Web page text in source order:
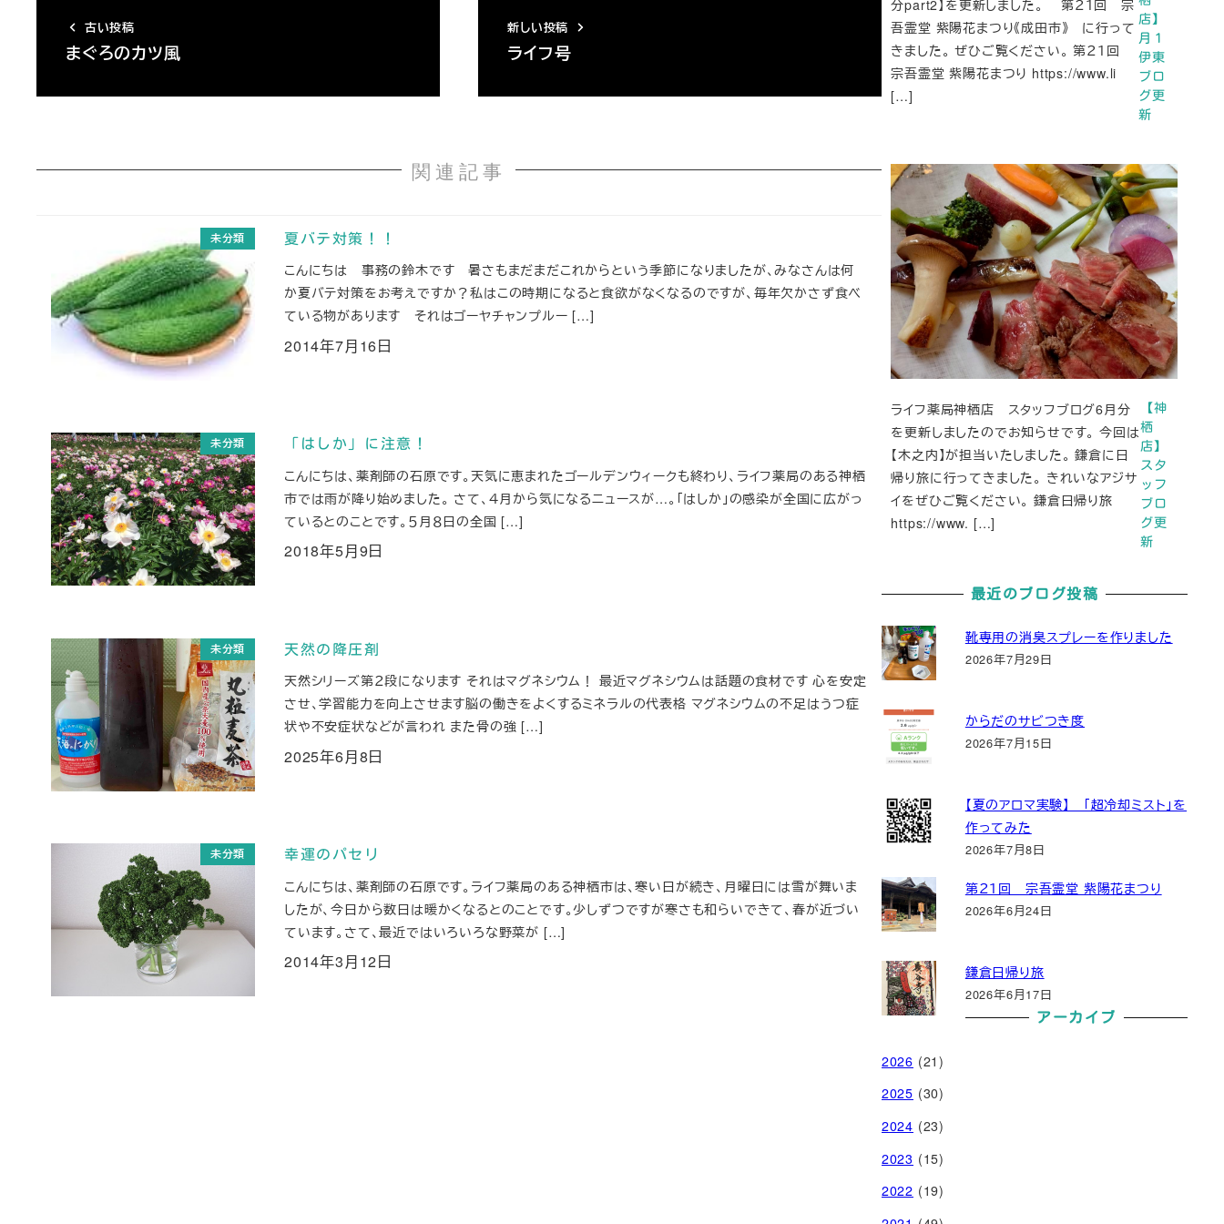
古い投稿
まぐろのカツ風
新しい投稿
ライフ号
関連記事
未分類 夏バテ対策！！
こんにちは 事務の鈴木です 暑さもまだまだこれからという季節になりましたが、みなさんは何
か夏バテ対策をお考えですか？私はこの時期になると食欲がなくなるのですが、毎年欠かさず食べ
ている物があります それはゴーヤチャンプルー […]
投稿日
2014年7月16日
未分類 「はしか」に注意！
こんにちは、薬剤師の石原です。天気に恵まれたゴールデンウィークも終わり、ライフ薬局のある神栖
市では雨が降り始めました。 さて、４月から気になるニュースが…。「はしか」の感染が全国に広がっ
ているとのことです。５月８日の全国 […]
投稿日
2018年5月9日
未分類 天然の降圧剤
天然シリーズ第２段になります それはマグネシウム！ 最近マグネシウムは話題の食材です 心を安定
させ、学習能力を向上させます脳の働きをよくするミネラルの代表格 マグネシウムの不足はうつ症
状や不安症状などが言われ また骨の強 […]
投稿日
2025年6月8日
未分類 幸運のパセリ
こんにちは、薬剤師の石原です。ライフ薬局のある神栖市は、寒い日が続き、月曜日には雪が舞いま
したが、今日から数日は暖かくなるとのことです。少しずつですが寒さも和らいできて、春が近づい
ています。さて、最近ではいろいろな野菜が […]
投稿日
2014年3月12日
店】
月１
伊東
ブロ
グ更
新
分part2】を更新しました。 第２１回 宗
吾霊堂 紫陽花まつり《成田市》 に行って
きました。 ぜひご覧ください。 第２１回
宗吾霊堂 紫陽花まつり https://www.li
[…]
【神
栖
店】
スタ
ッフ
ブロ
グ更
新
ライフ薬局神栖店 スタッフブログ6月分
を更新しましたのでお知らせです。 今回は
【木之内】が担当いたしました。 鎌倉に日
帰り旅に行ってきました。 きれいなアジサ
イをぜひご覧ください。 鎌倉日帰り旅
https://www. […]
最近のブログ投稿
靴専用の消臭スプレーを作りました
2026年7月29日
からだのサビつき度
2026年7月15日
【夏のアロマ実験】 「超冷却ミスト」を
作ってみた
2026年7月8日
第２１回 宗吾霊堂 紫陽花まつり
2026年6月24日
鎌倉日帰り旅
2026年6月17日
アーカイブ
2026 (21)
2025 (30)
2024 (23)
2023 (15)
2022 (19)